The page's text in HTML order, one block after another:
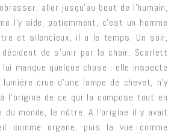
aller jusqu’au bout de l’humain,
l’y aide, patiemment, c’est un homme
et silencieux, il a le temps. Un soir,
de s’unir par la chair, Scarlett
manque quelque chose : elle inspecte
crue d’une lampe de chevet, n’y
l’origine de ce qui la compose tout en
du monde, le nôtre. A l’origine il y avait
comme organe, puis la vue comme